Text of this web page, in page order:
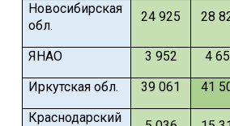
Новосибирская
обл.
24 925 28
ЯНАО 3 952 4
Иркутская обл.
39 061 41
Краснодарский